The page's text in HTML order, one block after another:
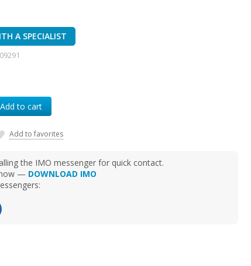
A SPECIALIST
Add to cart
Add to favorites
the IMO messenger for quick contact.
— DOWNLOAD IMO